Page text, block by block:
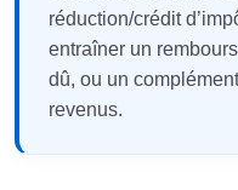
réduction/crédit
entraîner un
dû, ou un
revenus.